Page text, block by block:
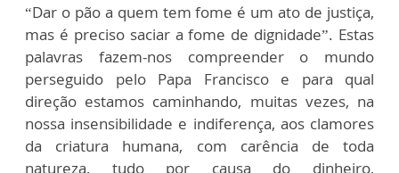
“Dar o pão a quem tem fome é um ato de justiça,
mas é preciso saciar a fome de dignidade”. Estas
palavras fazem-nos compreender o mundo
perseguido pelo Papa Francisco e para qual
direção estamos caminhando, muitas vezes, na
nossa insensibilidade e indiferença, aos clamores
da criatura humana, com carência de toda
natureza, tudo por causa do dinheiro,